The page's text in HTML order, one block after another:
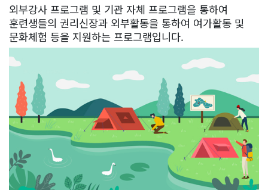
외부강사 프로그램 및 기관 자체 프로그램을 통하여
훈련생들의 권리신장과 외부활동을 통하여 여가활동 및
문화체험 등을 지원하는 프로그램입니다.